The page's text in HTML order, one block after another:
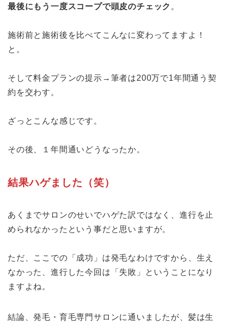
最後にもう一度スコープで頭皮のチェック 。
施術前と施術後を比べてこんなに変わってますよ！
と。
そして料金プランの提示→筆者は200万で1年間通う契
約を交わす。
ざっとこんな感じです。
その後、１年間通いどうなったか。
結果ハゲました（笑）
あくまでサロンのせいでハゲた訳ではなく、進行を止
められなかったという事だと思いますが。
ただ、ここでの「成功」は発毛なわけですから、生え
なかった、進行した今回は「失敗」ということになり
ますよね。
結論、発毛・育毛専門サロンに通いましたが、髪は生